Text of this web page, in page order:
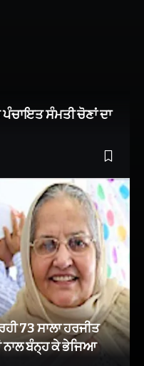
ਸੰਮਤੀ ਚੋਣਾਂ ਦਾ
73 ਸਾਲਾ ਹਰਜੀਤ
ਨਾਲ ਬੰਨ੍ਹ ਕੇ ਭੇਜਿਆ